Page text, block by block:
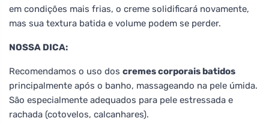
em condições mais frias, o creme solidificará novamente,
mas sua textura batida e volume podem se perder.
NOSSA DICA:
Recomendamos o uso dos cremes corporais batidos
principalmente após o banho, massageando na pele úmida.
São especialmente adequados para pele estressada e
rachada (cotovelos, calcanhares).